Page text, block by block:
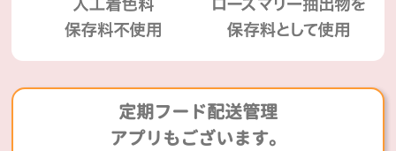
定期フード配送管理
アプリもございます。